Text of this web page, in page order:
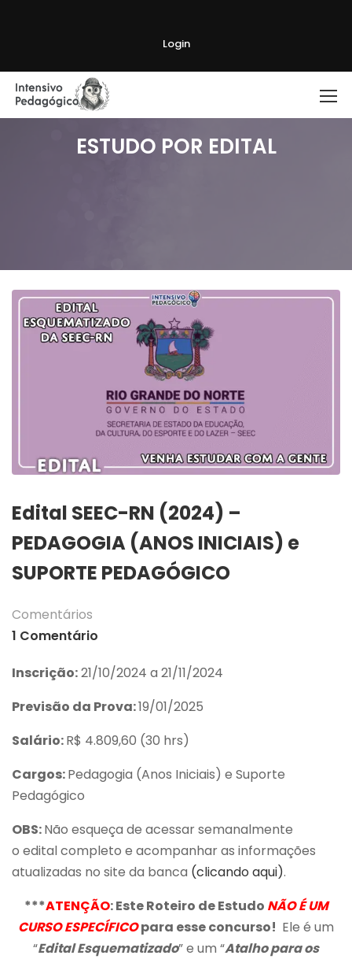
Login
ESTUDO POR EDITAL
Edital SEEC-RN (2024) –
PEDAGOGIA (ANOS INICIAIS) e
SUPORTE PEDAGÓGICO
Comentários
1 Comentário
Inscrição:21/10/2024 a 21/11/2024
Previsão da Prova:19/01/2025
Salário:R$ 4.809,60 (30 hrs)
Cargos:Pedagogia (Anos Iniciais) e Suporte
Pedagógico
OBS:Não esqueça de acessar semanalmente
o edital completo e acompanhar as informações
atualizadas no site da banca (clicando aqui).
***ATENÇÃO: Este Roteiro de Estudo NÃO É UM
CURSO ESPECÍFICOpara esse concurso! Ele é um
“Edital Esquematizado” e um “Atalho para os